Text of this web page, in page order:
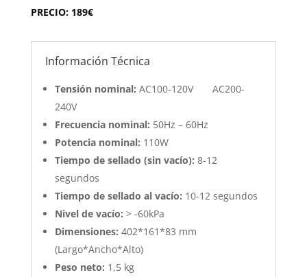
PRECIO: 189€
Información Técnica
Tensión nominal: AC100-120V AC200-
240V
Frecuencia nominal: 50Hz – 60Hz
Potencia nominal: 110W
Tiempo de sellado (sin vacío): 8-12
segundos
Tiempo de sellado al vacío: 10-12 segundos
Nivel de vacío: > -60kPa
Dimensiones: 402*161*83 mm
(Largo*Ancho*Alto)
Peso neto: 1,5 kg